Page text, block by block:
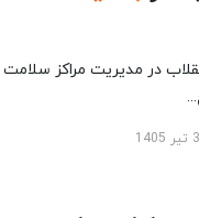
در مدیریت مراکز سلامت و